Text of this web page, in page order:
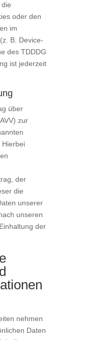
oder den
im
B. Device-
des TDDDG
ist jederzeit
über
zur
Hierbei
der
die
unserer
unseren
der
nehmen
Daten